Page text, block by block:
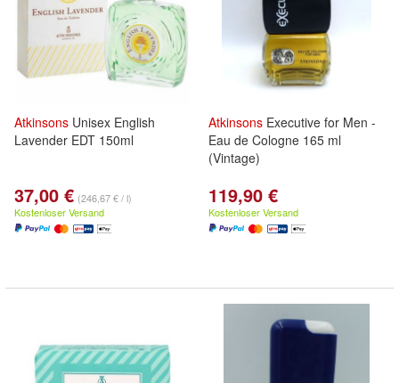
Atkinsons Unisex English
Lavender EDT 150ml
37,00 € (246,67 € / l)
Kostenloser Versand
Atkinsons Executive for Men -
Eau de Cologne 165 ml
(Vintage)
119,90 €
Kostenloser Versand